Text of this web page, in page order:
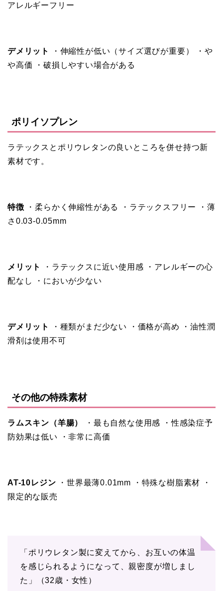
アレルギーフリー
デメリット
・伸縮性が低い（サイズ選びが重要） ・や
や高価 ・破損しやすい場合がある
ポリイソプレン
ラテックスとポリウレタンの良いところを併せ持つ新
素材です。
特徴 ・柔らかく伸縮性がある ・ラテックスフリー ・薄
さ0.03-0.05mm
メリット
・ラテックスに近い使用感 ・アレルギーの心
配なし ・においが少ない
デメリット
・種類がまだ少ない ・価格が高め ・油性潤
滑剤は使用不可
その他の特殊素材
ラムスキン（羊腸）
・最も自然な使用感 ・性感染症予
防効果は低い ・非常に高価
AT-10レジン ・世界最薄0.01mm ・特殊な樹脂素材 ・
限定的な販売
「ポリウレタン製に変えてから、お互いの体温
を感じられるようになって、親密度が増しまし
た」（32歳・女性）